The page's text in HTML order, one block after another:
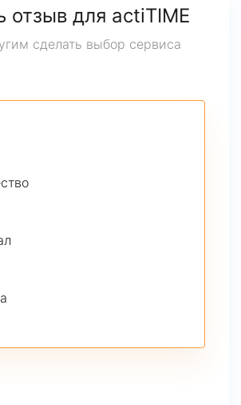
отзыв для actiTIME
сделать выбор сервиса